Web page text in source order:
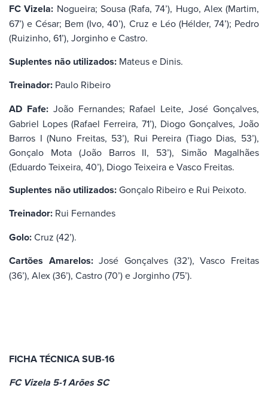
FC Vizela: Nogueira; Sousa (Rafa, 74’), Hugo, Alex (Martim,
67’) e César; Bem (Ivo, 40’), Cruz e Léo (Hélder, 74’); Pedro
(Ruizinho, 61’), Jorginho e Castro.
Suplentes não utilizados: Mateus e Dinis.
Treinador: Paulo Ribeiro
AD Fafe:João Fernandes; Rafael Leite, José Gonçalves,
Gabriel Lopes (Rafael Ferreira, 71’), Diogo Gonçalves, João
Barros I (Nuno Freitas, 53’), Rui Pereira (Tiago Dias, 53’),
Gonçalo Mota (João Barros II, 53’), Simão Magalhães
(Eduardo Teixeira, 40’), Diogo Teixeira e Vasco Freitas.
Suplentes não utilizados:Gonçalo Ribeiro e Rui Peixoto.
Treinador: Rui Fernandes
Golo:Cruz (42’).
Cartões Amarelos:José Gonçalves (32’), Vasco Freitas
(36’), Alex (36’), Castro (70’) e Jorginho (75’).
FICHA TÉCNICA SUB-16
FC Vizela 5-1 Arões SC